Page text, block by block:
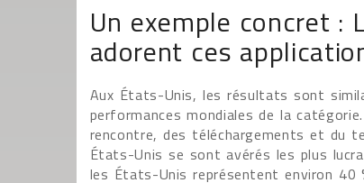
Un exemple concret :
adorent ces
Aux États-Unis, les résultats sont
performances mondiales de la
rencontre, des téléchargements et du
États-Unis se sont avérés les plus
les États-Unis représentent environ 40